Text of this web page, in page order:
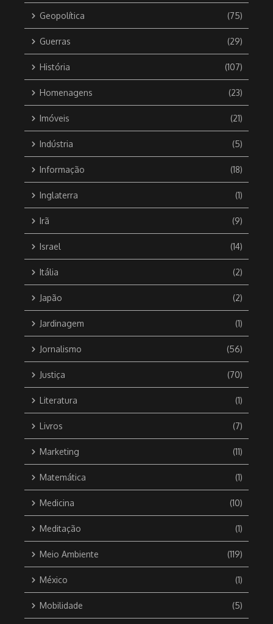
Geopolítica (75)
Guerras (29)
História (107)
Homenagens (23)
Imóveis (21)
Indústria (5)
Informação (18)
Inglaterra (1)
Irã (9)
Israel (14)
Itália (2)
Japão (2)
Jardinagem (1)
Jornalismo (56)
Justiça (70)
Literatura (1)
Livros (7)
Marketing (11)
Matemática (1)
Medicina (10)
Meditação (1)
Meio Ambiente (119)
México (1)
Mobilidade (5)